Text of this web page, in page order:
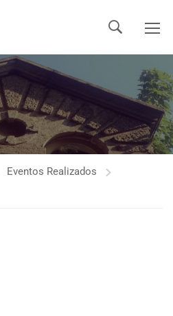
Eventos Realizados